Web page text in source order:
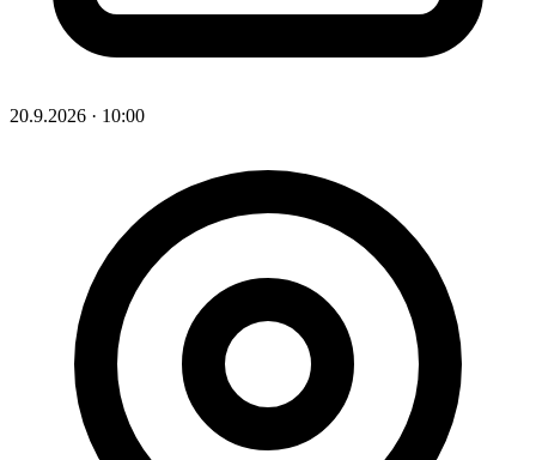
20.9.2026 · 10:00